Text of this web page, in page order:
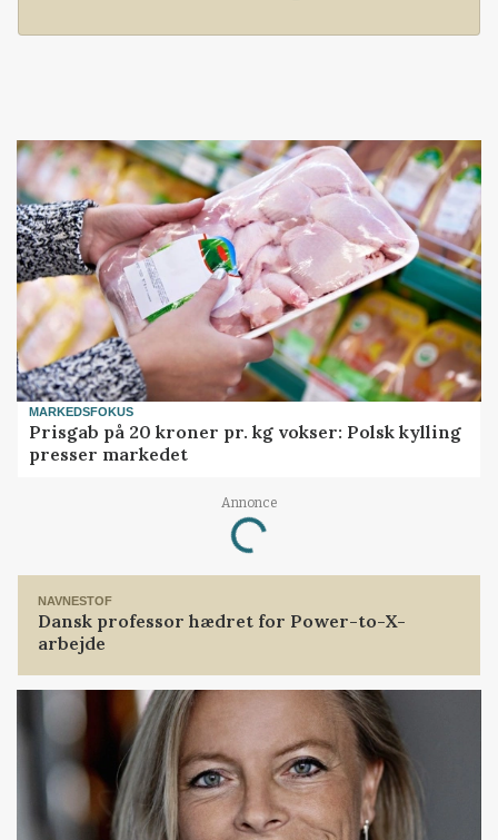
MARKEDSFOKUS
Prisgab på 20 kroner pr. kg vokser: Polsk kylling
presser markedet
Annonce
Loading...
NAVNESTOF
Dansk professor hædret for Power-to-X-
arbejde